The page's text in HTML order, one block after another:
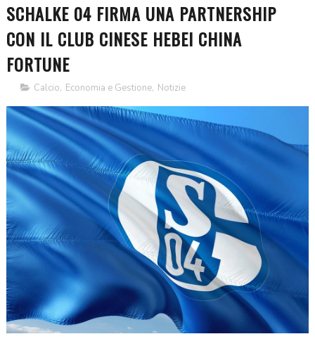
SCHALKE 04 FIRMA UNA PARTNERSHIP
CON IL CLUB CINESE HEBEI CHINA
FORTUNE
Calcio, Economia e Gestione, Notizie